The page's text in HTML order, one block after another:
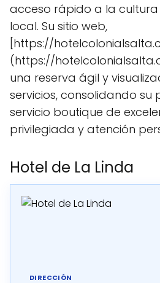
acceso rápido a la
local. Su sitio web,
[https://
(https://
una reserva ágil y
servicios, consolidando su
servicio boutique de
privilegiada y atención
Hotel de La Linda
DIRECCIÓN